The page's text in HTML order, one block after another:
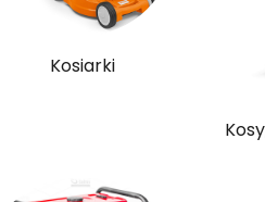
Kosiarki